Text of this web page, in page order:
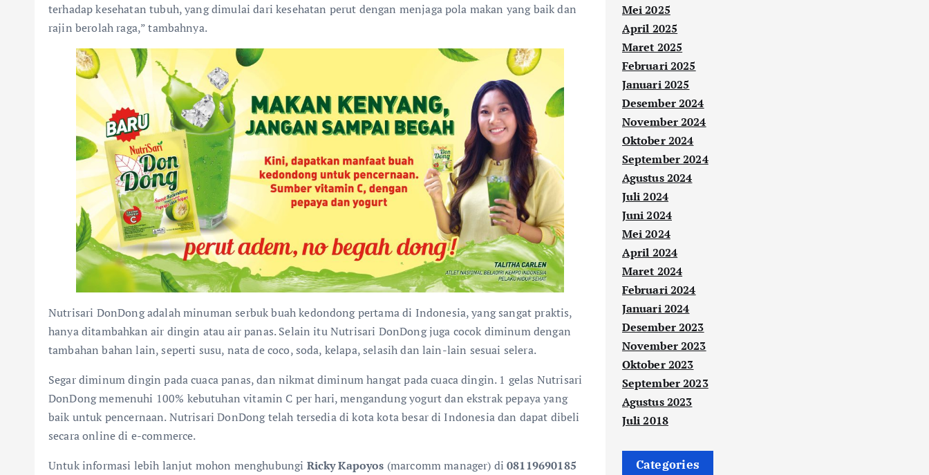
terhadap kesehatan tubuh, yang dimulai dari kesehatan perut dengan menjaga pola makan yang baik dan
rajin berolah raga,” tambahnya.
Nutrisari DonDong adalah minuman serbuk buah kedondong pertama di Indonesia, yang sangat praktis,
hanya ditambahkan air dingin atau air panas. Selain itu Nutrisari DonDong juga cocok diminum dengan
tambahan bahan lain, seperti susu, nata de coco, soda, kelapa, selasih dan lain-lain sesuai selera.
Segar diminum dingin pada cuaca panas, dan nikmat diminum hangat pada cuaca dingin. 1 gelas Nutrisari
DonDong memenuhi 100% kebutuhan vitamin C per hari, mengandung yogurt dan ekstrak pepaya yang
baik untuk pencernaan. Nutrisari DonDong telah tersedia di kota kota besar di Indonesia dan dapat dibeli
secara online di e-commerce.
Untuk informasi lebih lanjut mohon menghubungi Ricky Kapoyos (marcomm manager) di08119690185
Mei 2025
April 2025
Maret 2025
Februari 2025
Januari 2025
Desember 2024
November 2024
Oktober 2024
September 2024
Agustus 2024
Juli 2024
Juni 2024
Mei 2024
April 2024
Maret 2024
Februari 2024
Januari 2024
Desember 2023
November 2023
Oktober 2023
September 2023
Agustus 2023
Juli 2018
Categories